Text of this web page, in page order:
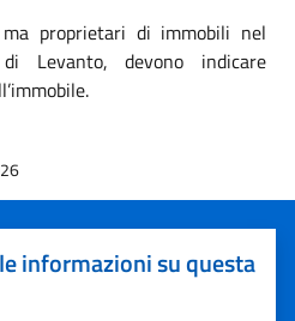
proprietari di immobili nel
Levanto, devono indicare
informazioni su questa